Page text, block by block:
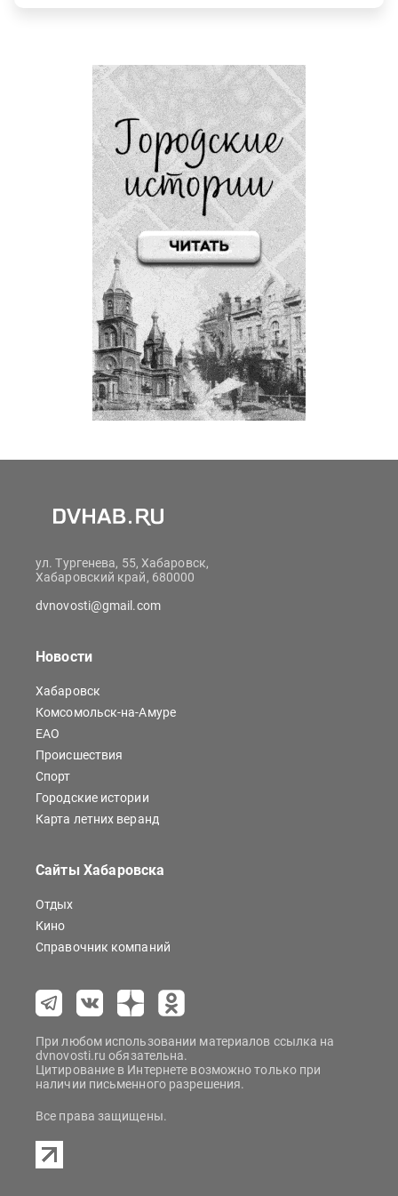
ул. Тургенева, 55, Хабаровск,
Хабаровский край, 680000
dvnovosti@gmail.com
Новости
Хабаровск
Комсомольск-на-Амуре
ЕАО
Происшествия
Спорт
Городские истории
Карта летних веранд
Сайты Хабаровска
Отдых
Кино
Справочник компаний
При любом использовании материалов ссылка на
dvnovosti.ru обязательна.
Цитирование в Интернете возможно только при
наличии письменного разрешения.
Все права защищены.